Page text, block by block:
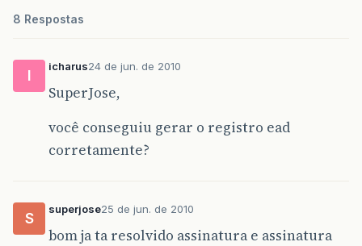
8 Respostas
I
icharus24 de jun. de 2010
SuperJose,
você conseguiu gerar o registro ead
corretamente?
S
superjose25 de jun. de 2010
bom ja ta resolvido assinatura e assinatura